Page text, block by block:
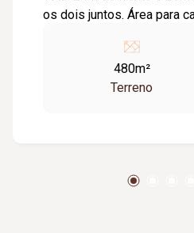
os dois juntos. Área para
480m²
Terreno